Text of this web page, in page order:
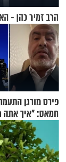
הרב זמיר כהן -
פירס מורגן
חמאס: "איך אתה
שלא ביצעתם